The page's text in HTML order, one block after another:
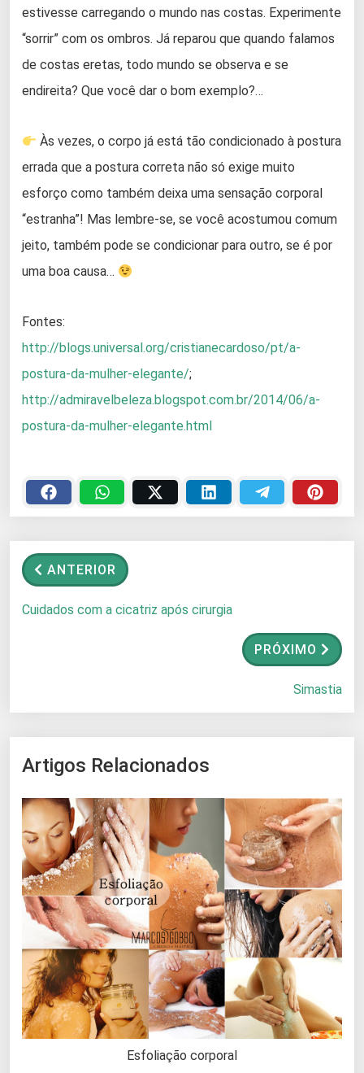
estivesse carregando o mundo nas costas. Experimente
“sorrir” com os ombros. Já reparou que quando falamos
de costas eretas, todo mundo se observa e se
endireita? Que você dar o bom exemplo?…
Às vezes, o corpo já está tão condicionado à postura
errada que a postura correta não só exige muito
esforço como também deixa uma sensação corporal
“estranha”! Mas lembre-se, se você acostumou comum
jeito, também pode se condicionar para outro, se é por
uma boa causa…
Fontes:
http://blogs.universal.org/cristianecardoso/pt/a-
postura-da-mulher-elegante/;
http://admiravelbeleza.blogspot.com.br/2014/06/a-
postura-da-mulher-elegante.html
ANTERIOR
Cuidados com a cicatriz após cirurgia
PRÓXIMO
Simastia
Artigos Relacionados
Esfoliação corporal